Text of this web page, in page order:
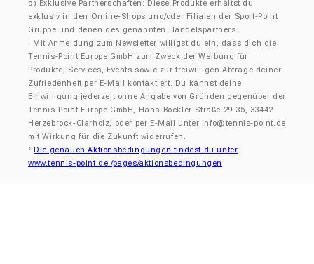
b) Exklusive Partnerschaften: Diese Produkte erhältst du
exklusiv in den Online-Shops und/oder Filialen der Sport-Point
Gruppe und denen des genannten Handelspartners.
¹ Mit Anmeldung zum Newsletter willigst du ein, dass dich die
Tennis-Point Europe GmbH zum Zweck der Werbung für
Produkte, Services, Events sowie zur freiwilligen Abfrage deiner
Zufriedenheit per E-Mail kontaktiert. Du kannst deine
Einwilligung jederzeit ohne Angabe von Gründen gegenüber der
Tennis-Point Europe GmbH, Hans-Böckler-Straße 29-35, 33442
Herzebrock-Clarholz, oder per E-Mail unter info@tennis-point.de
mit Wirkung für die Zukunft widerrufen.
² Die genauen Aktionsbedingungen findest du unter
www.tennis-point.de./pages/aktionsbedingungen